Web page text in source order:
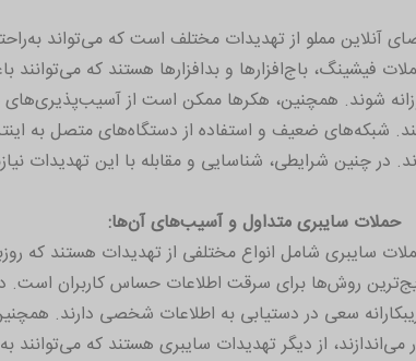
آنلاین مملو از تهدیدات مختلف است که می‌تواند
فیشینگ، باج‌افزارها و بدافزارها هستند که
شوند. همچنین، هکرها ممکن است از آسیب‌پذیری‌های
در چنین شرایطی، شناسایی و مقابله با این تهدیدات
سایبری متداول و آسیب‌های آن‌ها:
سایبری شامل انواع مختلفی از تهدیدات هستند که
روش‌ها برای سرقت اطلاعات حساس کاربران است.
سعی در دستیابی به اطلاعات شخصی دارند.
می‌اندازند، از دیگر تهدیدات سایبری هستند که